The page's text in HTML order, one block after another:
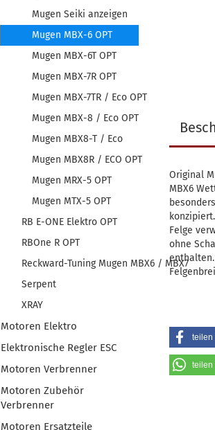
Original
MBX6
Felge
ohne
enthalten.
teilen
teilen
Mugen Seiki anzeigen
Mugen MBX-6 OPT
Mugen MBX-6T OPT
Mugen MBX-7R OPT
Mugen MBX-7TR / Eco OPT
Mugen MBX-8 / Eco OPT
Mugen MBX8-T / Eco
Mugen MBX8R / ECO OPT
Mugen MRX-5 OPT
Mugen MTX-5 OPT
RB E-ONE Elektro OPT
RBOne R OPT
Reckward-Tuning Mugen MBX6 / MBX7
Serpent
XRAY
Motoren Elektro
Elektronische Regler ESC
Motoren Verbrenner
Motoren Zubehör
Verbrenner
Motoren Ersatzteile